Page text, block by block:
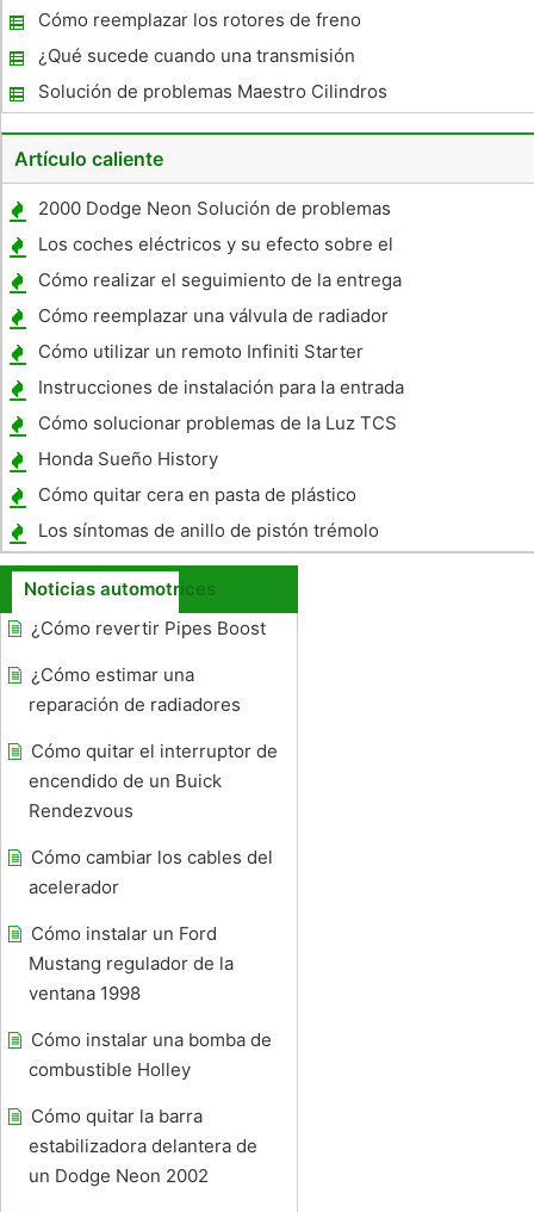
Pontiac Vibe
Cómo reemplazar los rotores de freno
delantero en un 2007 Ford F150
¿Qué sucede cuando una transmisión
muere?
Solución de problemas Maestro Cilindros
Artículo caliente
2000 Dodge Neon Solución de problemas
Los coches eléctricos y su efecto sobre el
medio ambiente
Cómo realizar el seguimiento de la entrega
de los nuevos coches Toyota De la Factory
Cómo reemplazar una válvula de radiador
termostática
Cómo utilizar un remoto Infiniti Starter
Instrucciones de instalación para la entrada
de aire frío de un motor LT1
Cómo solucionar problemas de la Luz TCS
en un Honda Accord 2003
Honda Sueño History
Cómo quitar cera en pasta de plástico
Los síntomas de anillo de pistón trémolo
Noticias automotrices
¿Cómo revertir Pipes Boost
¿Cómo estimar una
reparación de radiadores
Cómo quitar el interruptor de
encendido de un Buick
Rendezvous
Cómo cambiar los cables del
acelerador
Cómo instalar un Ford
Mustang regulador de la
ventana 1998
Cómo instalar una bomba de
combustible Holley
Cómo quitar la barra
estabilizadora delantera de
un Dodge Neon 2002